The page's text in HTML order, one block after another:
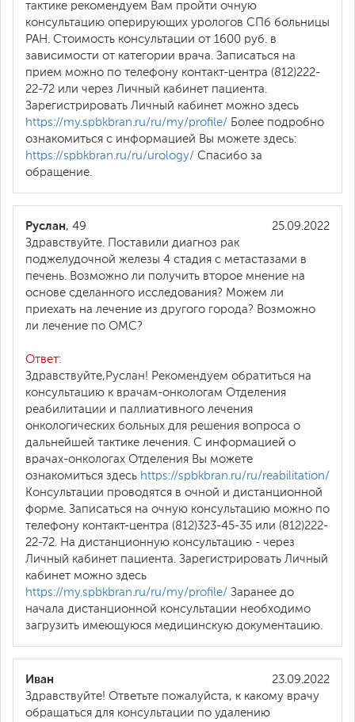
тактике рекомендуем Вам пройти очную
консультацию оперирующих урологов СПб больницы
РАН. Стоимость консультации от 1600 руб. в
зависимости от категории врача. Записаться на
прием можно по телефону контакт-центра (812)222-
22-72 или через Личный кабинет пациента.
Зарегистрировать Личный кабинет можно здесь
https://my.spbkbran.ru/ru/my/profile/ Более подробно
ознакомиться с информацией Вы можете здесь:
https://spbkbran.ru/ru/urology/ Спасибо за
обращение.
25.09.2022
Руслан, 49
Здравствуйте. Поставили диагноз рак
поджелудочной железы 4 стадия с метастазами в
печень. Возможно ли получить второе мнение на
основе сделанного исследования? Можем ли
приехать на лечение из другого города? Возможно
ли лечение по ОМС?
Ответ:
Здравствуйте,Руслан! Рекомендуем обратиться на
консультацию к врачам-онкологам Отделения
реабилитации и паллиативного лечения
онкологических больных для решения вопроса о
дальнейшей тактике лечения. С информацией о
врачах-онкологах Отделения Вы можете
ознакомиться здесь https://spbkbran.ru/ru/reabilitation/
Консультации проводятся в очной и дистанционной
форме. Записаться на очную консультацию можно по
телефону контакт-центра (812)323-45-35 или (812)222-
22-72. На дистанционную консультацию - через
Личный кабинет пациента. Зарегистрировать Личный
кабинет можно здесь
https://my.spbkbran.ru/ru/my/profile/ Заранее до
начала дистанционной консультации необходимо
загрузить имеющуюся медицинскую документацию.
23.09.2022
Иван
Здравствуйте! Ответьте пожалуйста, к какому врачу
обращаться для консультации по удалению